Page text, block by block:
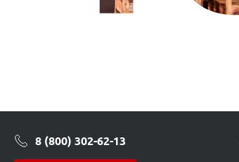
8 (800) 302-62-13